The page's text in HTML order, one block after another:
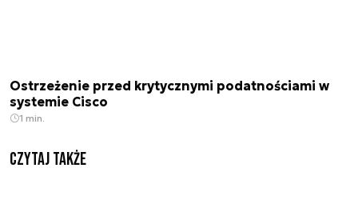
Ostrzeżenie przed krytycznymi podatnościami w
systemie Cisco
1 min.
Czytaj także